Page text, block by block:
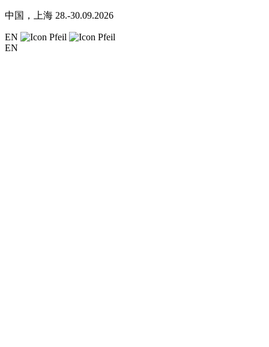
中国，上海 28.-30.09.2026
EN
EN